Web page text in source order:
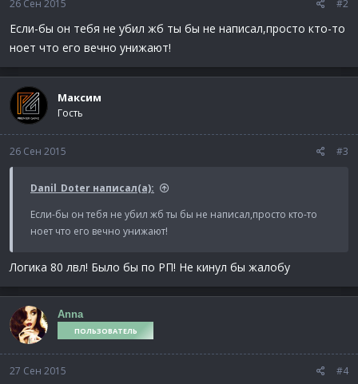
26 Сен 2015 #2
Если-бы он тебя не убил жб ты бы не написал,просто кто-то
ноет что его вечно унижают!
Максим
Гость
26 Сен 2015 #3
Danil_Doter написал(а):
Если-бы он тебя не убил жб ты бы не написал,просто кто-то
ноет что его вечно унижают!
Логика 80 лвл! Было бы по РП! Не кинул бы жалобу
Anna
ПОЛЬЗОВАТЕЛЬ
27 Сен 2015 #4